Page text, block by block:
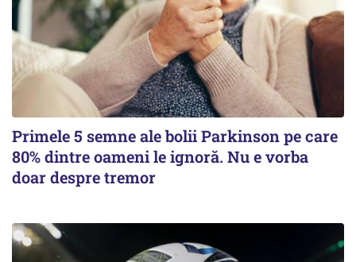
Primele 5 semne ale bolii Parkinson pe care
80% dintre oameni le ignoră. Nu e vorba
doar despre tremor